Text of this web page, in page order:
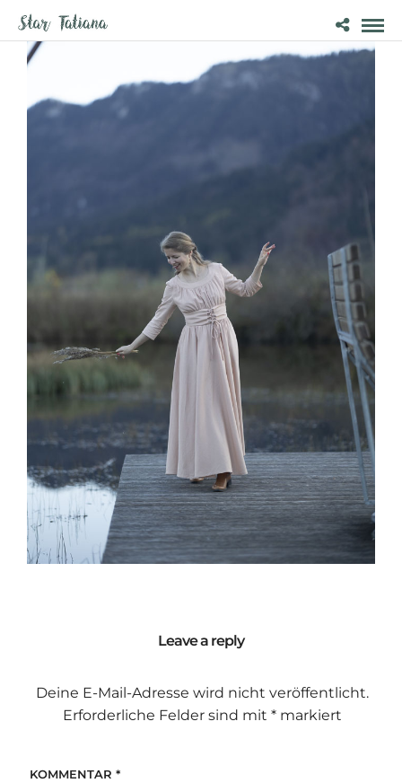
Leave a reply
Deine E-Mail-Adresse wird nicht veröffentlicht.
Erforderliche Felder sind mit *markiert
KOMMENTAR *